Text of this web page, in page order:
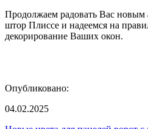
Продолжаем радовать Вас новым
штор Плиссе и надеемся на
декорирование Ваших окон.
Опубликовано:
04.02.2025